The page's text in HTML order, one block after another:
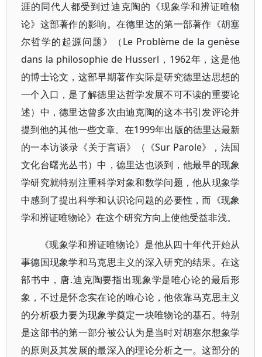
涯的同代人都受到过迪克陶的《现象学和辨证唯物
论》这部著作的影响。在德里达的第一部著作《胡塞
尔哲学的起源问题》（Le Problème de la genèse
dans la philosophie de Husserl，1962年，这是他
的博士论文，这部早期著作实际是研究德里达思想的
一个入口，是了解德里达哲学发展不可不读的重要论
述）中，德里达曾多次由迪克陶的这本书引发评论并
提到他的其他一些文章。在1999年出版的德里达最新
的一本访谈录《关于言语》（《Sur Parole》，法国
文化台曙光丛书）中，德里达也谈到，他最早的现象
学研究就特别注重科学对象和数学问题，他从现象学
中感到了提出科学和认识论问题的必要性，而《现象
学和辨证唯物论》在这个研究方向上使他受益非浅。
《现象学和辨证唯物论》是他从四十年代开始从
事德国现象学和马克思主义的深入研究的结果。在这
部书中，唐.迪克陶要指出现象学是唯心论的最后形
象，不过是怀念实在论的唯心论，他依靠马克思主义
的分析极力要为现象学奠定一块唯物论的基石。特别
是这部书的第一部分被公认为是当时对胡塞尔想象学
的原则及其发展的最深入的理论分析之一。这部分的